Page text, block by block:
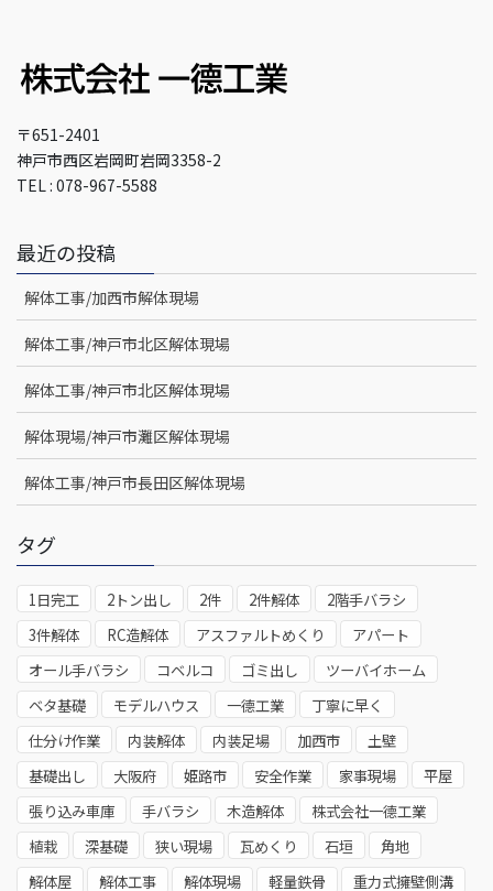
〒651-2401
神戸市西区岩岡町岩岡3358-2
TEL : 078-967-5588
最近の投稿
解体工事/加西市解体現場
解体工事/神戸市北区解体現場
解体工事/神戸市北区解体現場
解体現場/神戸市灘区解体現場
解体工事/神戸市長田区解体現場
タグ
1日完工 2トン出し 2件 2件解体
2階手バラシ
3件解体
RC造解体 アスファルトめくり
アパート
オール手バラシ
コベルコ ゴミ出し
ツーバイホーム
ベタ基礎
モデルハウス 一德工業
丁寧に早く
仕分け作業
内装解体 内装足場 加西市
土壁
基礎出し
大阪府 姫路市 安全作業 家事現場
平屋
張り込み車庫
手バラシ 木造解体
株式会社一德工業
植栽
深基礎 狭い現場 瓦めくり 石垣
角地
解体屋
解体工事 解体現場 軽量鉄骨 重力式擁壁側溝